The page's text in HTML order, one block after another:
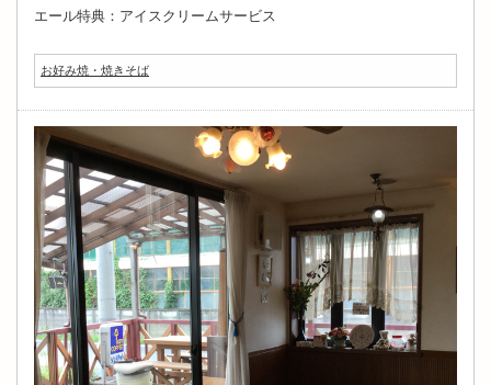
エール特典：アイスクリームサービス
お好み焼・焼きそば